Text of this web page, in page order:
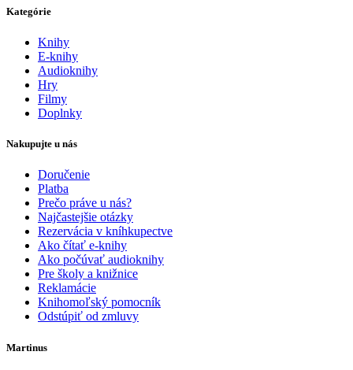
Kategórie
Knihy
E-knihy
Audioknihy
Hry
Filmy
Doplnky
Nakupujte u nás
Doručenie
Platba
Prečo práve u nás?
Najčastejšie otázky
Rezervácia v kníhkupectve
Ako čítať e-knihy
Ako počúvať audioknihy
Pre školy a knižnice
Reklamácie
Knihomoľský pomocník
Odstúpiť od zmluvy
Martinus